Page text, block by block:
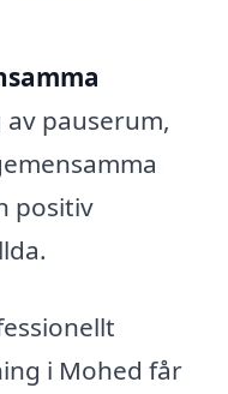
av pauserum,
positiv
i Mohed får